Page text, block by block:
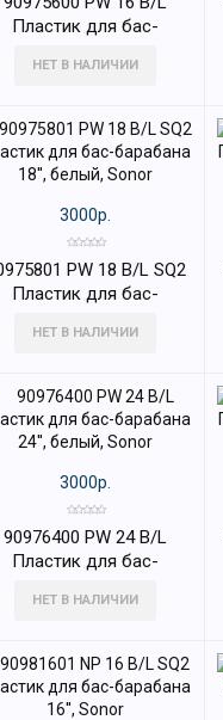
Пластик для бас-
Sonor
НЕТ В НАЛИЧИИ
3000р.
PW 18 B/L SQ2
Пластик для бас-
Sonor
НЕТ В НАЛИЧИИ
3000р.
90976400 PW 24 B/L
Пластик для бас-
Sonor
НЕТ В НАЛИЧИИ